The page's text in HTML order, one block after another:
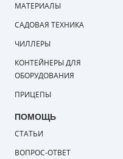
МАТЕРИАЛЫ
САДОВАЯ ТЕХНИКА
ЧИЛЛЕРЫ
КОНТЕЙНЕРЫ ДЛЯ
ОБОРУДОВАНИЯ
ПРИЦЕПЫ
ПОМОЩЬ
СТАТЬИ
ВОПРОС-ОТВЕТ